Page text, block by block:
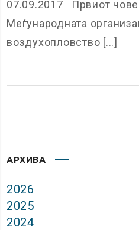
07.09.2017 Првиот
Меѓународната
воздухопловство [...]
АРХИВА
2026
2025
2024